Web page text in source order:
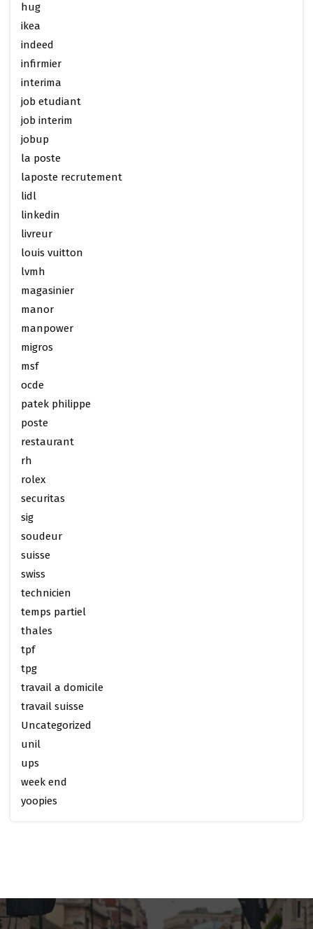
hug
ikea
indeed
infirmier
interima
job etudiant
job interim
jobup
la poste
laposte recrutement
lidl
linkedin
livreur
louis vuitton
lvmh
magasinier
manor
manpower
migros
msf
ocde
patek philippe
poste
restaurant
rh
rolex
securitas
sig
soudeur
suisse
swiss
technicien
temps partiel
thales
tpf
tpg
travail a domicile
travail suisse
Uncategorized
unil
ups
week end
yoopies